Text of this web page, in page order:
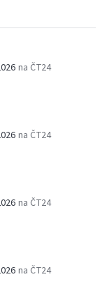
na ČT24
na ČT24
na ČT24
na ČT24